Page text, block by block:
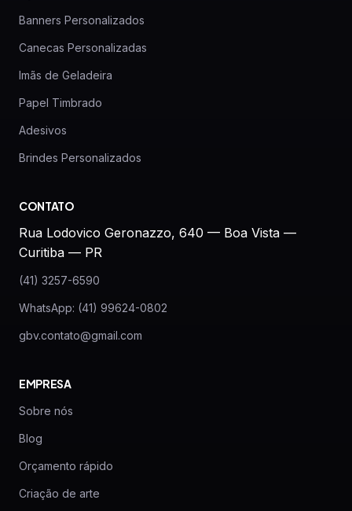
Banners Personalizados
Canecas Personalizadas
Imãs de Geladeira
Papel Timbrado
Adesivos
Brindes Personalizados
CONTATO
Rua Lodovico Geronazzo, 640 — Boa Vista —
Curitiba — PR
(41) 3257-6590
WhatsApp: (41) 99624-0802
gbv.contato@gmail.com
EMPRESA
Sobre nós
Blog
Orçamento rápido
Criação de arte